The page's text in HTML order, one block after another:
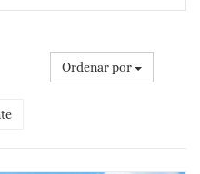
Ordenar por